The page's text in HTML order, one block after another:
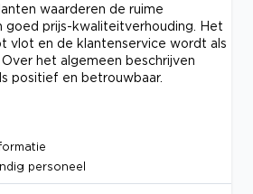
waarderen de ruime
goed prijs-kwaliteitverhouding. Het
vlot en de klantenservice wordt als
het algemeen beschrijven
positief en betrouwbaar.
personeel